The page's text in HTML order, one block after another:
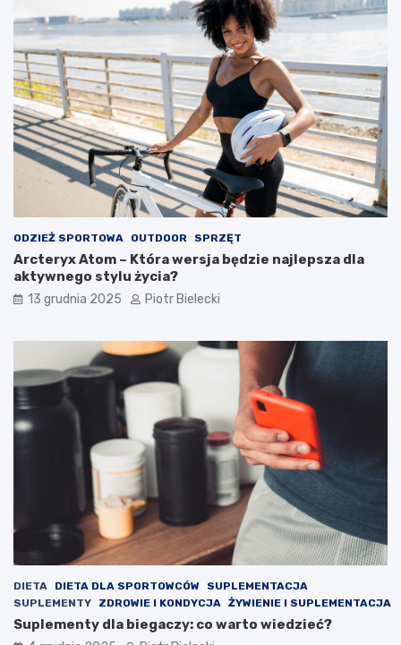
ODZIEŻ SPORTOWA OUTDOOR SPRZĘT
Arcteryx Atom – Która wersja będzie najlepsza dla
aktywnego stylu życia?
13 grudnia 2025 Piotr Bielecki
DIETA DIETA DLA SPORTOWCÓW
SUPLEMENTACJA
SUPLEMENTY
ZDROWIE I KONDYCJA ŻYWIENIE I SUPLEMENTACJA
Suplementy dla biegaczy: co warto wiedzieć?